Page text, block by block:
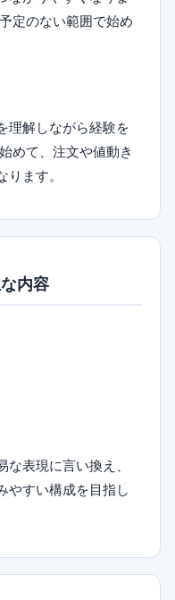
定のない範囲で始め
理解しながら経験を
めて、注文や値動き
ます。
内容
表現に言い換え、
やすい構成を目指し